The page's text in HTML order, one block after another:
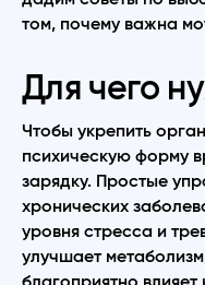
том, почему важна
Для чего
Чтобы укрепить
психическую форму
зарядку. Простые
хронических
уровня стресса и
улучшает